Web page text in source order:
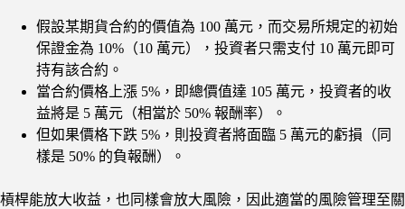
假設某期貨合約的價值為 100 萬元，而交易所規定的初始
保證金為 10%（10 萬元），投資者只需支付 10 萬元即可
持有該合約。
當合約價格上漲 5%，即總價值達 105 萬元，投資者的收
益將是 5 萬元（相當於 50% 報酬率）。
但如果價格下跌 5%，則投資者將面臨 5 萬元的虧損（同
樣是 50% 的負報酬）。
槓桿能放大收益，也同樣會放大風險，因此適當的風險管理至關